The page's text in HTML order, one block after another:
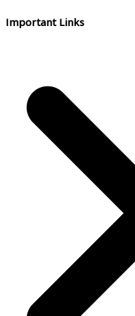
Important Links